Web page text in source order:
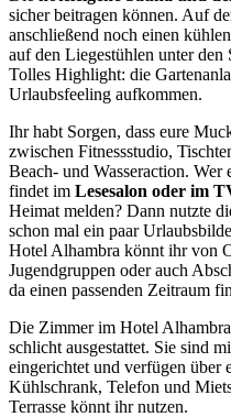
sicher beitragen können. Auf
anschließend noch einen
auf den Liegestühlen unter den
Tolles Highlight: die
Urlaubsfeeling aufkommen.
Ihr habt Sorgen, dass eure
zwischen Fitnessstudio,
Beach- und Wasseraction. Wer
findet im Lesesalon oder im
Heimat melden? Dann nutzte
schon mal ein paar
Hotel Alhambra könnt ihr von
Jugendgruppen oder auch
da einen passenden Zeitraum
Die Zimmer im Hotel
schlicht ausgestattet. Sie sind
eingerichtet und verfügen
Kühlschrank, Telefon und
Terrasse könnt ihr nutzen.